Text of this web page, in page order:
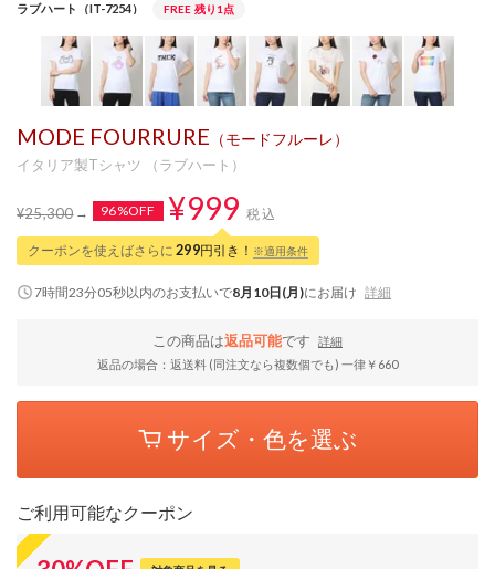
ラブハート（IT-7254） FREE 残り1点
MODE FOURRURE （モードフルーレ）
イタリア製Tシャツ （ラブハート）
¥25,300 96%OFF ¥999 税込
クーポンを使えばさらに 299円引き！ ※適用条件
7時間23分04秒以内のお支払いで8月10日(月)にお届け 詳細
この商品は返品可能です
詳細
返品の場合：返送料 (同注文なら複数個でも) 一律￥660
サイズ・色を選ぶ
ご利用可能なクーポン